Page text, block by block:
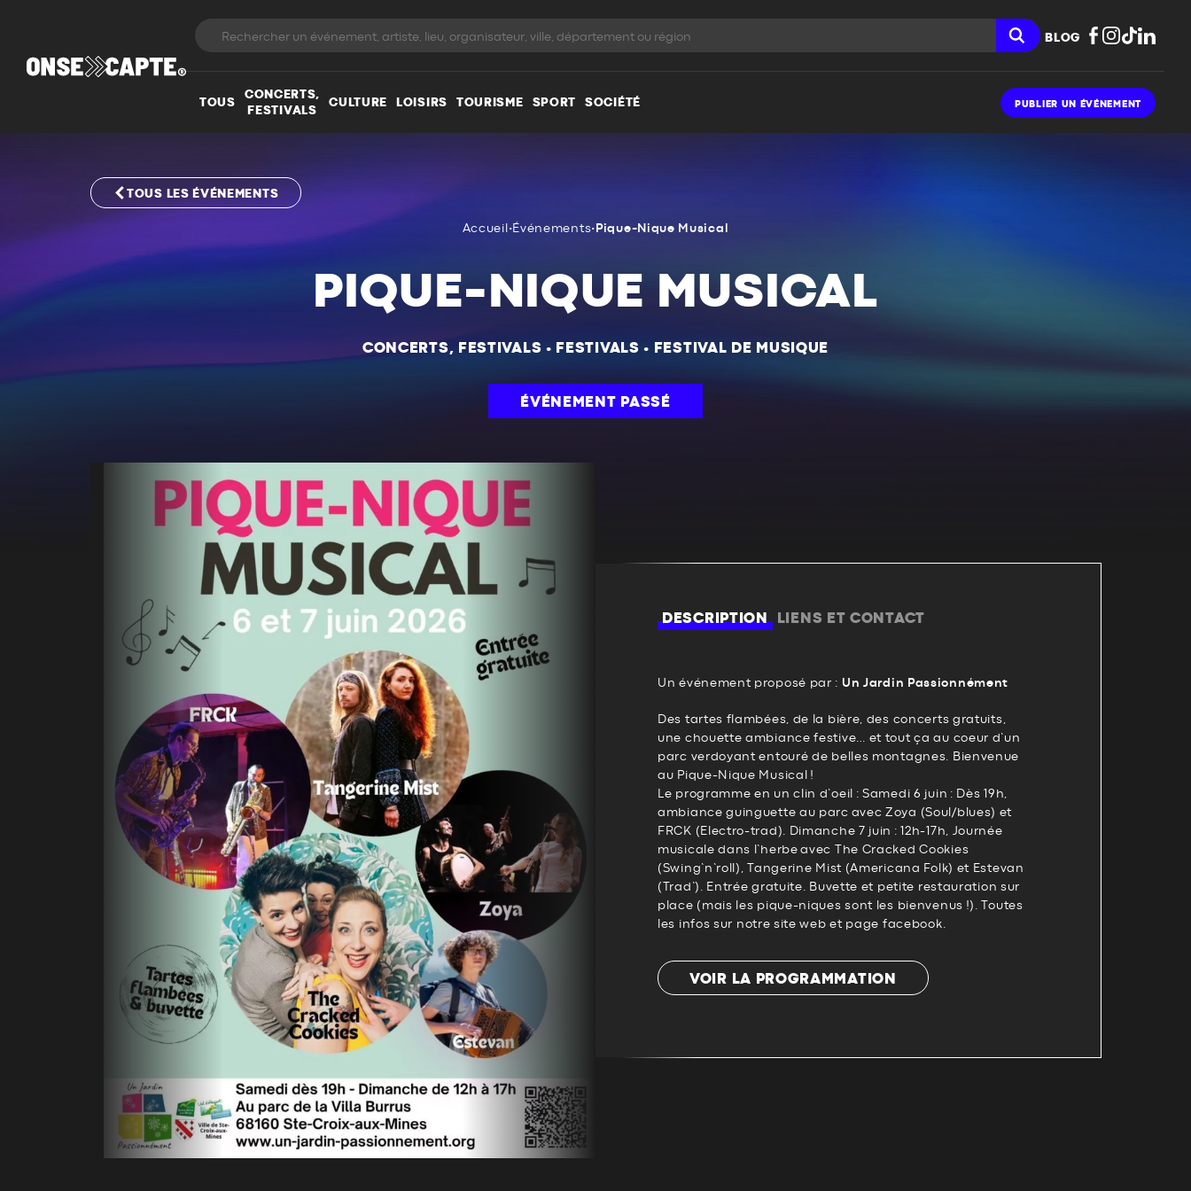
BLOG
TOUS
CONCERTS,
FESTIVALS
CULTURE LOISIRS TOURISME SPORT SOCIÉTÉ PUBLIER UN ÉVÉNEMENT
TOUS LES ÉVÉNEMENTS
Accueil •Événements• Pique-Nique Musical
PIQUE-NIQUE MUSICAL
CONCERTS, FESTIVALS • FESTIVALS • FESTIVAL DE MUSIQUE
ÉVÉNEMENT PASSÉ
DESCRIPTION LIENS ET CONTACT
Un événement proposé par : Un Jardin Passionnément
Des tartes flambées, de la bière, des concerts gratuits,
une chouette ambiance festive… et tout ça au coeur d’un
parc verdoyant entouré de belles montagnes. Bienvenue
au Pique-Nique Musical !
Le programme en un clin d’oeil : Samedi 6 juin : Dès 19h,
ambiance guinguette au parc avec Zoya (Soul/blues) et
FRCK (Electro-trad). Dimanche 7 juin : 12h-17h, Journée
musicale dans l’herbe avec The Cracked Cookies
(Swing’n’roll), Tangerine Mist (Americana Folk) et Estevan
(Trad’). Entrée gratuite. Buvette et petite restauration sur
place (mais les pique-niques sont les bienvenus !). Toutes
les infos sur notre site web et page facebook.
VOIR LA PROGRAMMATION